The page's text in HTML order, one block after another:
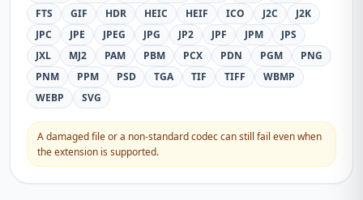
FTS
GIF HDR HEIC HEIF ICO J2C
J2K
JPC
JPE JPEG JPG JP2 JPF JPM
JPS
JXL
MJ2 PAM PBM PCX PDN PGM
PNG
PNM
PPM PSD TGA TIF TIFF
WBMP
WEBP
SVG
A damaged file or a non-standard codec can still fail even when
the extension is supported.